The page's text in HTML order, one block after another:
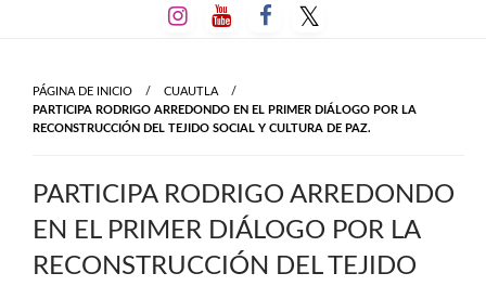
al
PÁGINA DE INICIO
CUAUTLA
PARTICIPA RODRIGO ARREDONDO EN EL PRIMER DIÁLOGO POR LA
RECONSTRUCCIÓN DEL TEJIDO SOCIAL Y CULTURA DE PAZ.
PARTICIPA RODRIGO ARREDONDO
EN EL PRIMER DIÁLOGO POR LA
RECONSTRUCCIÓN DEL TEJIDO